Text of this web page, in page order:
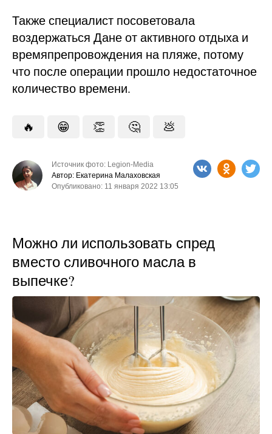
Также специалист посоветовала
воздержаться Дане от активного отдыха и
времяпрепровождения на пляже, потому
что после операции прошло недостаточное
количество времени.
🔥 😁 👏 🤔 💩
Источник фото: Legion-Media
Автор: Екатерина Малаховская
Опубликовано: 11 января 2022 13:05
Можно ли использовать спред
вместо сливочного масла в
выпечке?